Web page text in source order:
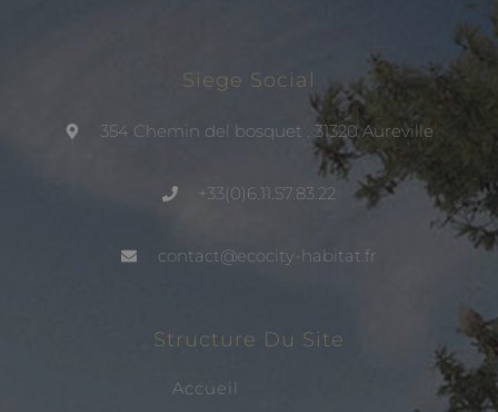
Siege Social
354 Chemin del bosquet . 31320 Aureville
+33(0)6.11.57.83.22
contact@ecocity-habitat.fr
Structure Du Site
Accueil